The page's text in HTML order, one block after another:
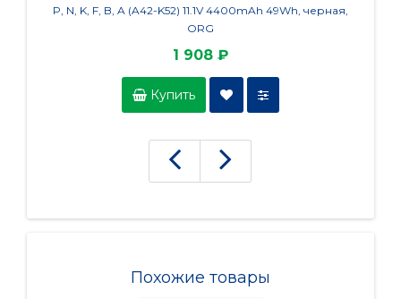
P, N, K, F, B, A (A42-K52) 11.1V 4400mAh 49Wh, черная,
ORG
1 908 ₽
Купить
Похожие товары